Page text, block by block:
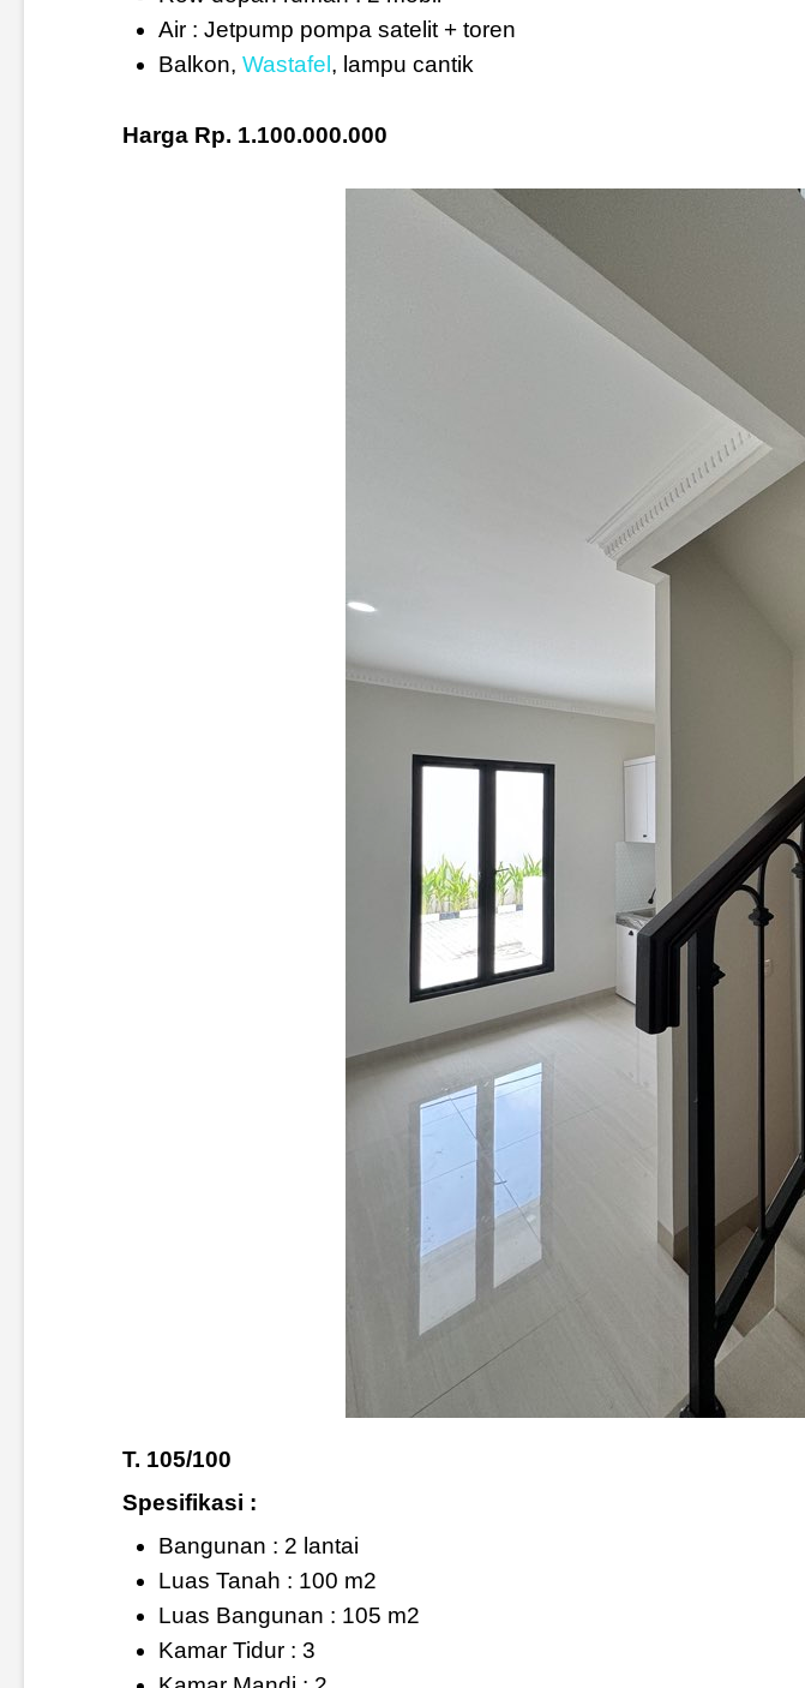
Air : Jetpump pompa satelit + toren
Balkon, Wastafel, lampu cantik
Harga Rp. 1.100.000.000
T. 105/100
Spesifikasi :
Bangunan : 2 lantai
Luas Tanah : 100 m2
Luas Bangunan : 105 m2
Kamar Tidur : 3